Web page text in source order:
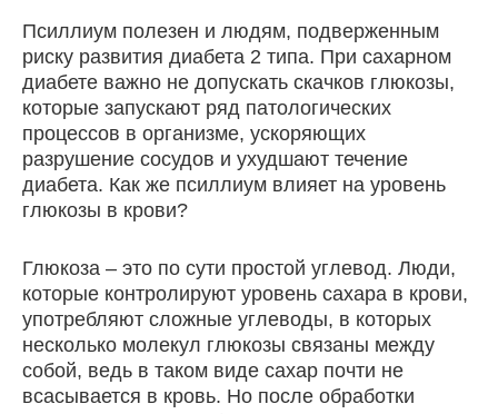
Псиллиум полезен и людям, подверженным
риску развития диабета 2 типа. При сахарном
диабете важно не допускать скачков глюкозы,
которые запускают ряд патологических
процессов в организме, ускоряющих
разрушение сосудов и ухудшают течение
диабета. Как же псиллиум влияет на уровень
глюкозы в крови?
Глюкоза – это по сути простой углевод. Люди,
которые контролируют уровень сахара в крови,
употребляют сложные углеводы, в которых
несколько молекул глюкозы связаны между
собой, ведь в таком виде сахар почти не
всасывается в кровь. Но после обработки